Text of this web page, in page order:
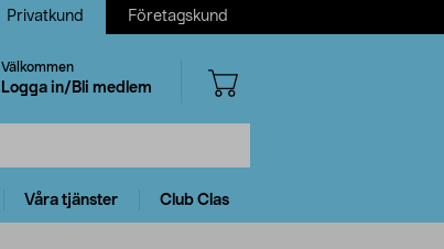
Privatkund Företagskund
Välkommen
Logga in/Bli medlem
Våra tjänster Club Clas